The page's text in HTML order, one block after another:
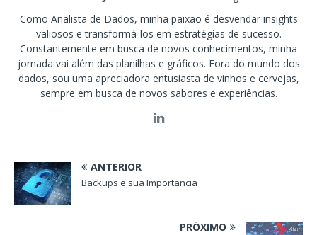
Como Analista de Dados, minha paixão é desvendar insights
valiosos e transformá-los em estratégias de sucesso.
Constantemente em busca de novos conhecimentos, minha
jornada vai além das planilhas e gráficos. Fora do mundo dos
dados, sou uma apreciadora entusiasta de vinhos e cervejas,
sempre em busca de novos sabores e experiências.
ANTERIOR
Backups e sua Importancia
PRÓXIMO